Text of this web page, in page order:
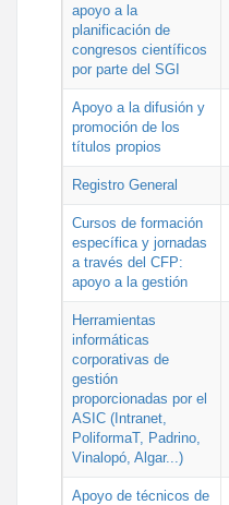
apoyo a la
planificación de
congresos científicos
por parte del SGI
Apoyo a la difusión y
promoción de los
títulos propios
Registro General
Cursos de formación
específica y jornadas
a través del CFP:
apoyo a la gestión
Herramientas
informáticas
corporativas de
gestión
proporcionadas por el
ASIC (Intranet,
PoliformaT, Padrino,
Vinalopó, Algar...)
Apoyo de técnicos de